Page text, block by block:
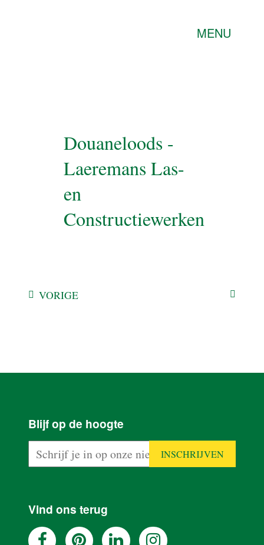
MENU
PRODUCTEN
AANPAK
Douaneloods -
Laeremans Las-
en
Constructiewerken
VORIGE
Blijf op de hoogte
Vind ons terug